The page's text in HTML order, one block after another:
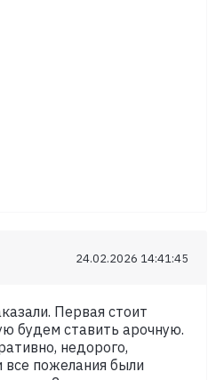
24.02.2026 14:41:45
Первая стоит
будем ставить арочную.
недорого,
все пожелания были